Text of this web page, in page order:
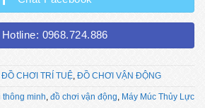
Hotline: 0968.724.886
ĐỒ CHƠI TRÍ TUỆ, ĐỒ CHƠI VẬN ĐỘNG
thông minh, đồ chơi vận động, Máy Múc Thủy Lực